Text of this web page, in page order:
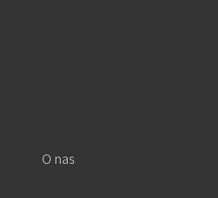
w rozporządzeniu są
O nas